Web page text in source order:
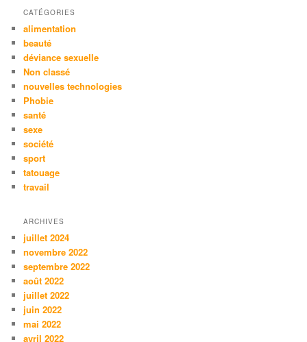
CATÉGORIES
alimentation
beauté
déviance sexuelle
Non classé
nouvelles technologies
Phobie
santé
sexe
société
sport
tatouage
travail
ARCHIVES
juillet 2024
novembre 2022
septembre 2022
août 2022
juillet 2022
juin 2022
mai 2022
avril 2022